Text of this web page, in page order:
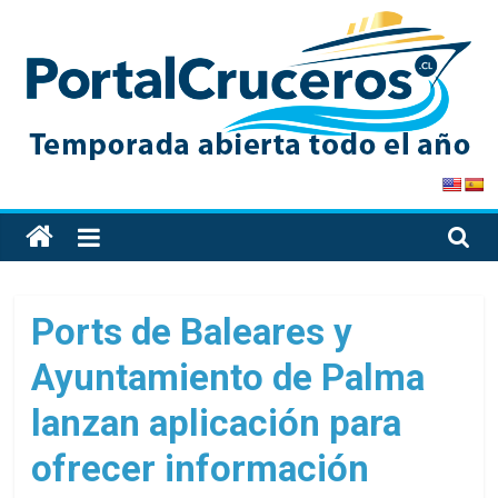
content
PortalCruceros
Toda
la
de
cruceros
un
solo
Ports de Baleares y
Ayuntamiento de Palma
lanzan aplicación para
ofrecer información